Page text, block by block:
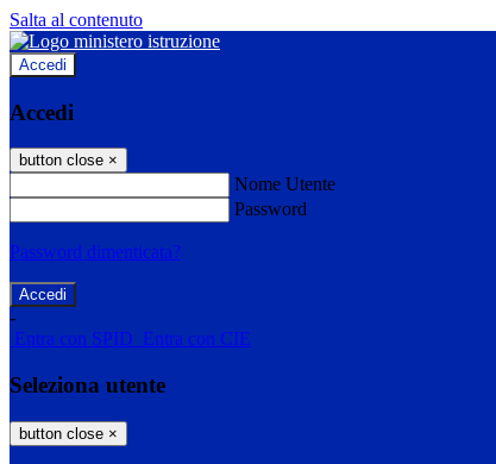
Salta al contenuto
Accedi
Accedi
button close ×
Nome Utente
Password
Password dimenticata?
-
Entra con SPID Entra con CIE
Seleziona utente
button close ×